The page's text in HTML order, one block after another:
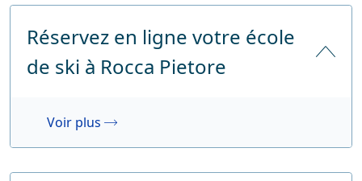
Réservez en ligne votre école
de ski à Rocca Pietore
Voir plus